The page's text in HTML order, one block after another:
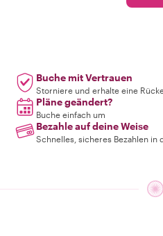
Buche mit Vertrauen
Storniere und erhalte eine
Pläne geändert?
Buche einfach um
Bezahle auf deine Weise
Schnelles, sicheres Bezahlen in